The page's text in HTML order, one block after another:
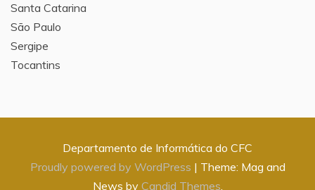
Santa Catarina
São Paulo
Sergipe
Tocantins
Departamento de Informática do CFC
Proudly powered by WordPress | Theme: Mag and
News by Candid Themes.